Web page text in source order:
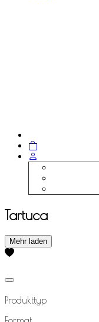
Tartuca
Mehr laden
Produkttyp